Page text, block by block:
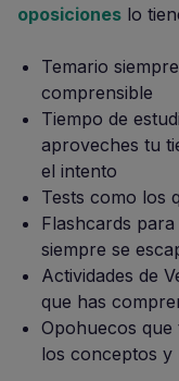
oposiciones lo
Temario
comprensible
Tiempo de
aproveches tu
el intento
Tests como los
Flashcards
siempre se
Actividades de
que has
Opohuecos
los conceptos y